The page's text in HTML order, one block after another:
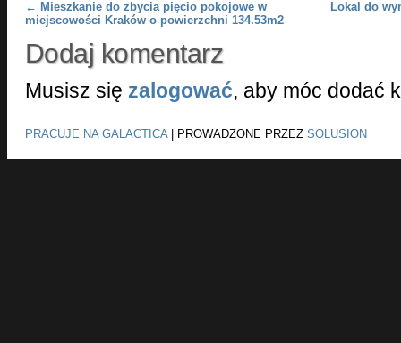
Post navigation
← Mieszkanie do zbycia pięcio pokojowe w
miejscowości Kraków o powierzchni 134.53m2
Lokal do
Dodaj komentarz
Musisz się zalogować, aby móc dodać
PRACUJE NA GALACTICA| PROWADZONE PRZEZ SOLUSION